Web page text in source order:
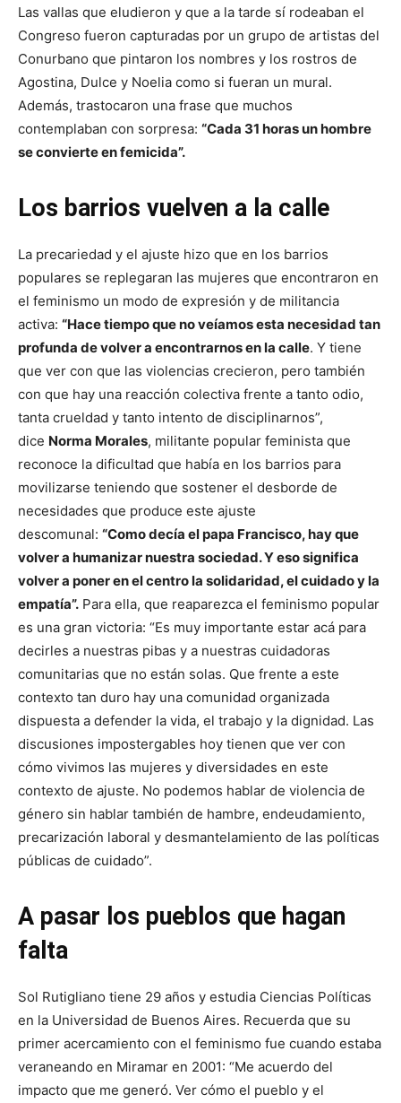
Las vallas que eludieron y que a la tarde sí rodeaban el
Congreso fueron capturadas por un grupo de artistas del
Conurbano que pintaron los nombres y los rostros de
Agostina, Dulce y Noelia como si fueran un mural.
Además, trastocaron una frase que muchos
contemplaban con sorpresa: “Cada 31 horas un hombre
se convierte en femicida”.
Los barrios vuelven a la calle
La precariedad y el ajuste hizo que en los barrios
populares se replegaran las mujeres que encontraron en
el feminismo un modo de expresión y de militancia
activa: “Hace tiempo que no veíamos esta necesidad tan
profunda de volver a encontrarnos en la calle. Y tiene
que ver con que las violencias crecieron, pero también
con que hay una reacción colectiva frente a tanto odio,
tanta crueldad y tanto intento de disciplinarnos”,
dice Norma Morales, militante popular feminista que
reconoce la dificultad que había en los barrios para
movilizarse teniendo que sostener el desborde de
necesidades que produce este ajuste
descomunal: “Como decía el papa Francisco, hay que
volver a humanizar nuestra sociedad. Y eso significa
volver a poner en el centro la solidaridad, el cuidado y la
empatía”. Para ella, que reaparezca el feminismo popular
es una gran victoria: “Es muy importante estar acá para
decirles a nuestras pibas y a nuestras cuidadoras
comunitarias que no están solas. Que frente a este
contexto tan duro hay una comunidad organizada
dispuesta a defender la vida, el trabajo y la dignidad. Las
discusiones impostergables hoy tienen que ver con
cómo vivimos las mujeres y diversidades en este
contexto de ajuste. No podemos hablar de violencia de
género sin hablar también de hambre, endeudamiento,
precarización laboral y desmantelamiento de las políticas
públicas de cuidado”.
A pasar los pueblos que hagan
falta
Sol Rutigliano tiene 29 años y estudia Ciencias Políticas
en la Universidad de Buenos Aires. Recuerda que su
primer acercamiento con el feminismo fue cuando estaba
veraneando en Miramar en 2001: “Me acuerdo del
impacto que me generó. Ver cómo el pueblo y el